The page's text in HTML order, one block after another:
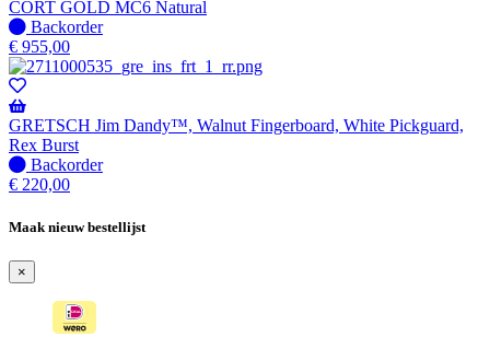
CORT GOLD MC6 Natural
Niet
op
voorraad
-
Wordt
verzonden
wanneer
beschikbaar
Backorder
€ 955,00
GRETSCH Jim Dandy™, Walnut Fingerboard, White Pickguard,
Rex Burst
Niet
op
-
verzonden
wanneer
beschikbaar
Backorder
€ 220,00
Maak nieuw bestellijst
×